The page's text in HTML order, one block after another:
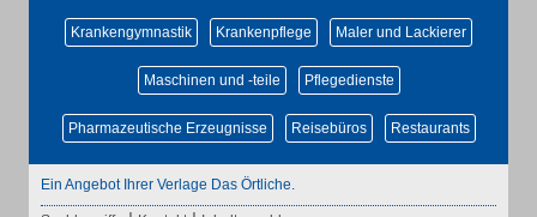
Krankengymnastik Krankenpflege Maler und Lackierer
Maschinen und -teile Pflegedienste
Pharmazeutische Erzeugnisse Reisebüros Restaurants
Ein Angebot Ihrer Verlage Das Örtliche.